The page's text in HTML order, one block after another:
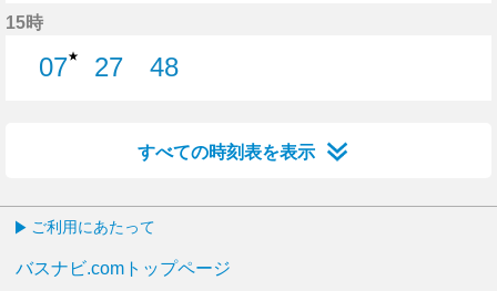
15時
07★
27
48
すべての時刻表を表示
ご利用にあたって
バスナビ.comトップページ